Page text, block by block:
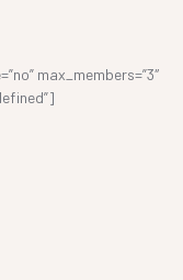
max_members=”3″